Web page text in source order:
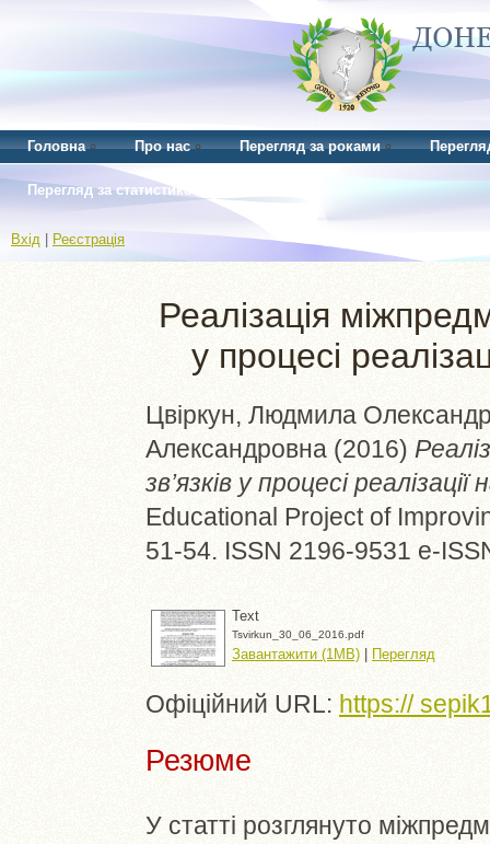
Головна Про нас Перегляд за роками
Перегляд за статистикою
Вхід Реєстрація
Реалізація
у процесі
Цвіркун, Людмила
Александровна (2016)
зв’язків у процесі
Educational Project of
51-54. ISSN 2196-9531 e-
Text
Tsvirkun_30_06_2016.pdf
Завантажити (1MB) | Перегляд
Офіційний URL: https://
Резюме
У статті розглянуто